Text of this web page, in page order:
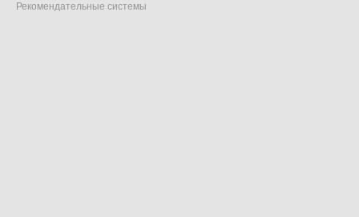
Рекомендательные системы